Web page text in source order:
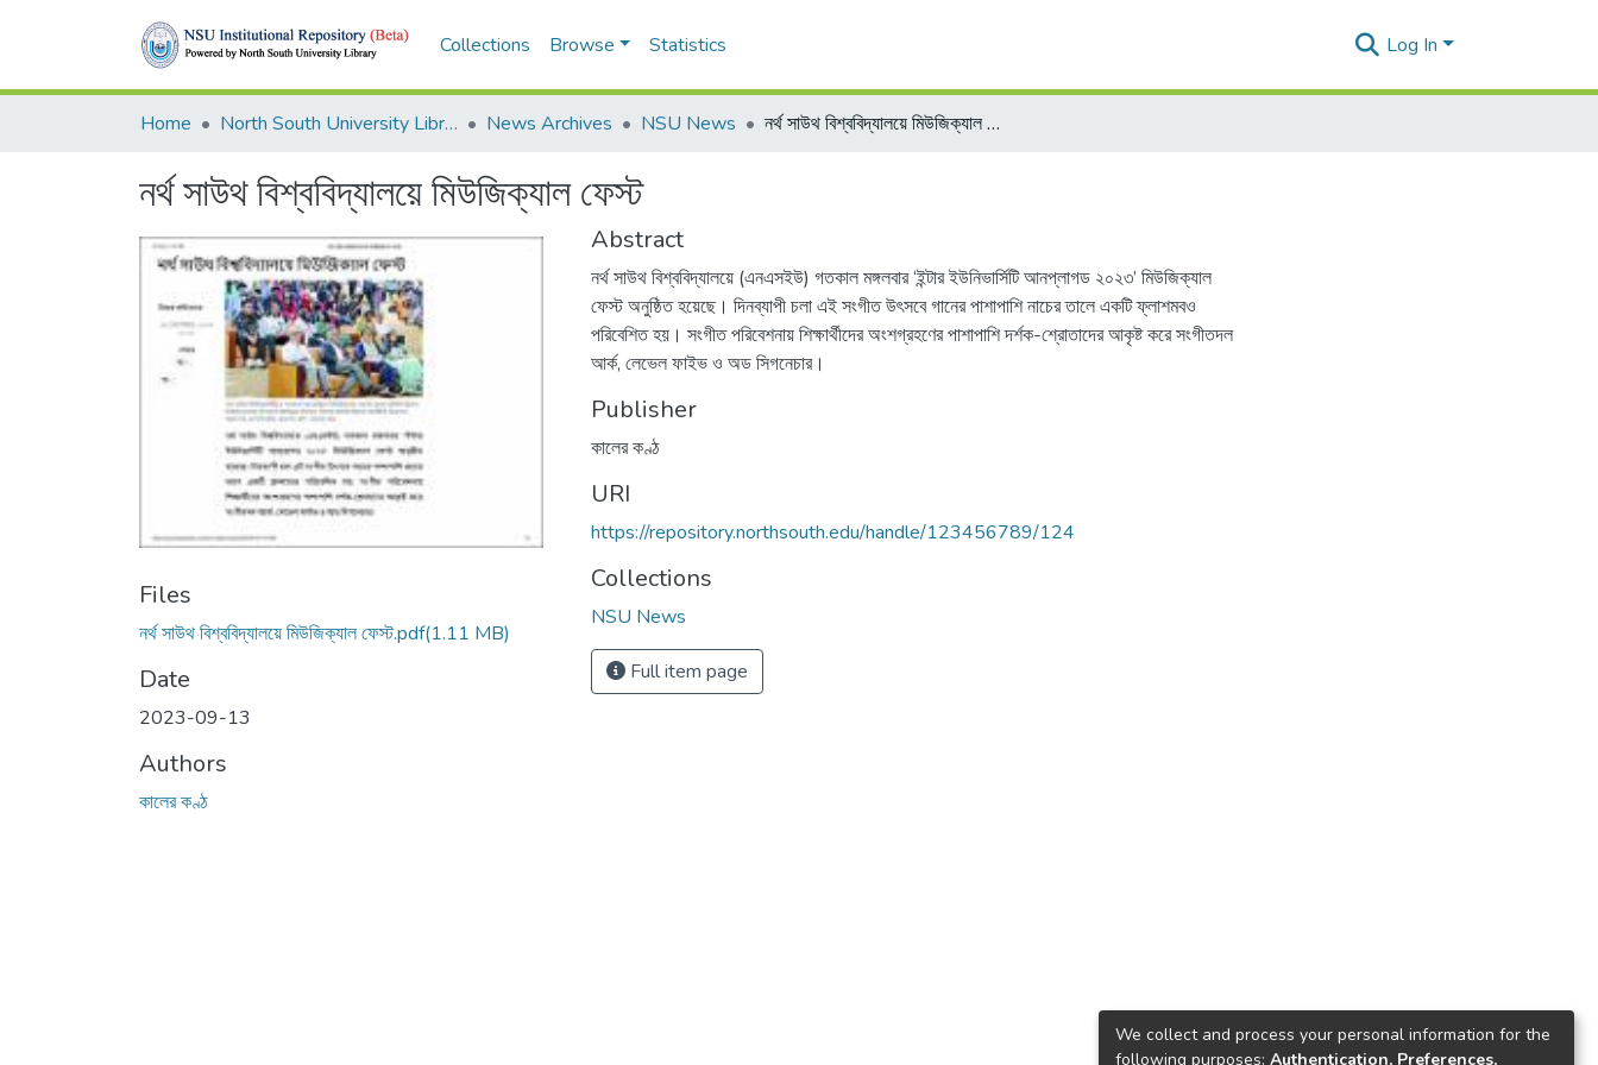
Collections Browse Statistics Log In
Home North South University Library News Archives NSU News নর্থ সাউথ বিশ্ববিদ্যালয়ে মিউজিক্যাল ফেস্ট
নর্থ সাউথ বিশ্ববিদ্যালয়ে মিউজিক্যাল ফেস্ট
Files
নর্থ সাউথ বিশ্ববিদ্যালয়ে মিউজিক্যাল ফেস্ট.pdf(1.11 MB)
Date
2023-09-13
Authors
কালের কণ্ঠ
Abstract
নর্থ সাউথ বিশ্ববিদ্যালয়ে (এনএসইউ) গতকাল মঙ্গলবার ‘ইন্টার ইউনিভার্সিটি আনপ্লাগড ২০২৩’ মিউজিক্যাল
ফেস্ট অনুষ্ঠিত হয়েছে। দিনব্যাপী চলা এই সংগীত উৎসবে গানের পাশাপাশি নাচের তালে একটি ফ্লাশমবও
পরিবেশিত হয়। সংগীত পরিবেশনায় শিক্ষার্থীদের অংশগ্রহণের পাশাপাশি দর্শক-শ্রোতাদের আকৃষ্ট করে সংগীতদল
আর্ক, লেভেল ফাইভ ও অড সিগনেচার।
Publisher
কালের কণ্ঠ
URI
https://repository.northsouth.edu/handle/123456789/124
Collections
NSU News
Full item page
We collect and process your personal information for the
following purposes: Authentication, Preferences,